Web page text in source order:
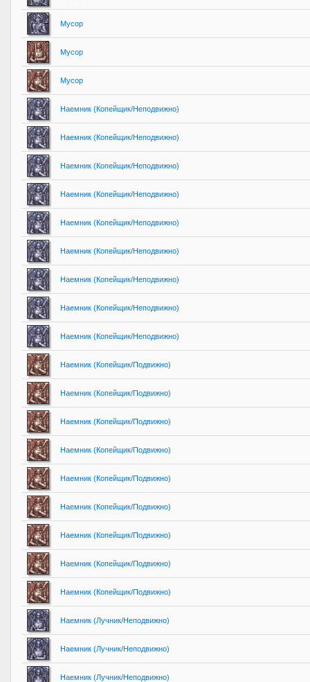
Мусор
Мусор
Мусор
Наемник (Копейщик/Неподвижно)
Наемник (Копейщик/Неподвижно)
Наемник (Копейщик/Неподвижно)
Наемник (Копейщик/Неподвижно)
Наемник (Копейщик/Неподвижно)
Наемник (Копейщик/Неподвижно)
Наемник (Копейщик/Неподвижно)
Наемник (Копейщик/Неподвижно)
Наемник (Копейщик/Неподвижно)
Наемник (Копейщик/Подвижно)
Наемник (Копейщик/Подвижно)
Наемник (Копейщик/Подвижно)
Наемник (Копейщик/Подвижно)
Наемник (Копейщик/Подвижно)
Наемник (Копейщик/Подвижно)
Наемник (Копейщик/Подвижно)
Наемник (Копейщик/Подвижно)
Наемник (Копейщик/Подвижно)
Наемник (Лучник/Неподвижно)
Наемник (Лучник/Неподвижно)
Наемник (Лучник/Неподвижно)